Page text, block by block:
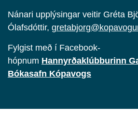
Nánari upplýsingar veitir Gréta
Ólafsdóttir,
Fylgist með í Facebook-
hópnum Hannyrðaklúbburinn
Bókasafn Kópavogs